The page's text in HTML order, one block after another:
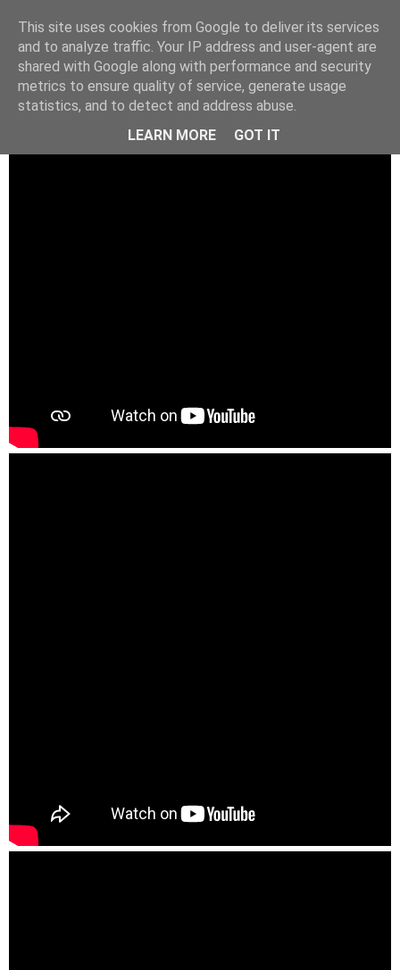
This site uses cookies from Google to deliver its services
and to analyze traffic. Your IP address and user-agent are
shared with Google along with performance and security
metrics to ensure quality of service, generate usage
statistics, and to detect and address abuse.
LEARN MORE
GOT IT